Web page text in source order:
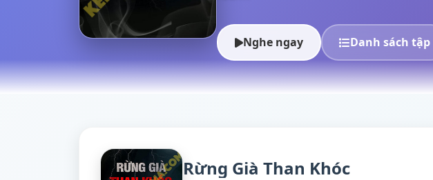
Nghe ngay Danh sách tập
Rừng Già Than Khóc